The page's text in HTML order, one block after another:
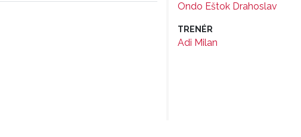
Ondo Eštok Drahoslav
TRENÉR
Adi Milan